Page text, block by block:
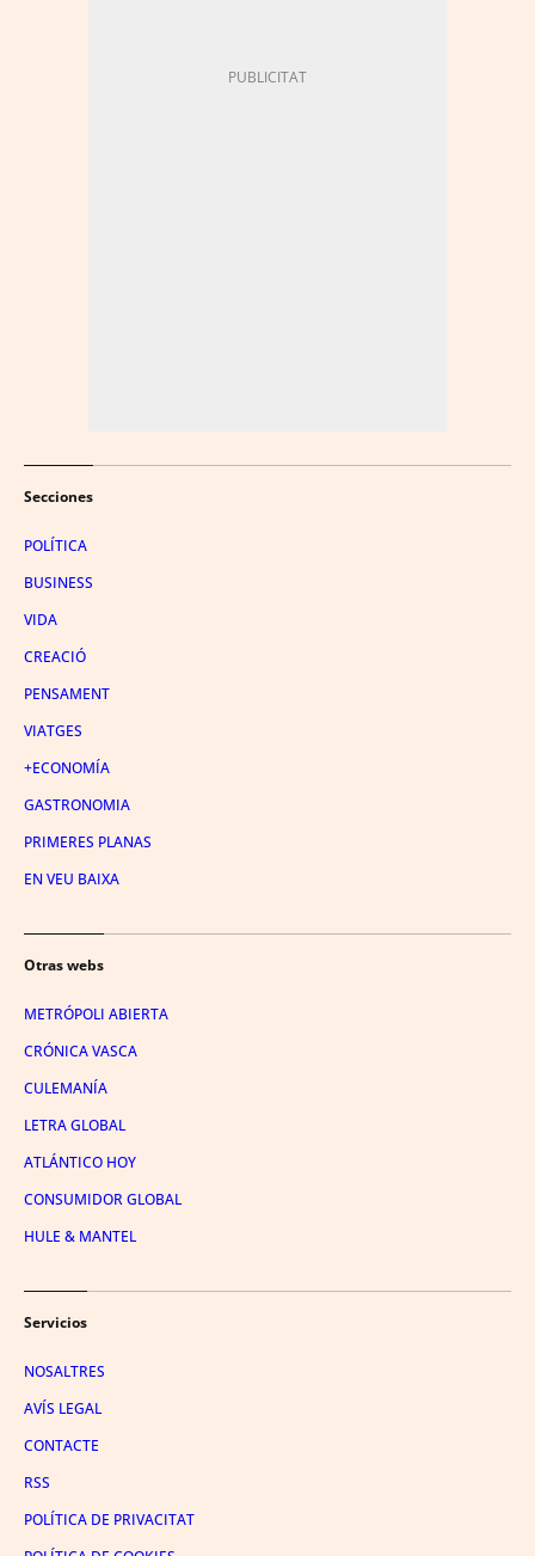
Secciones
POLÍTICA
BUSINESS
VIDA
CREACIÓ
PENSAMENT
VIATGES
+ECONOMÍA
GASTRONOMIA
PRIMERES PLANAS
EN VEU BAIXA
Otras webs
METRÓPOLI ABIERTA
CRÓNICA VASCA
CULEMANÍA
LETRA GLOBAL
ATLÁNTICO HOY
CONSUMIDOR GLOBAL
HULE & MANTEL
Servicios
NOSALTRES
AVÍS LEGAL
CONTACTE
RSS
POLÍTICA DE PRIVACITAT